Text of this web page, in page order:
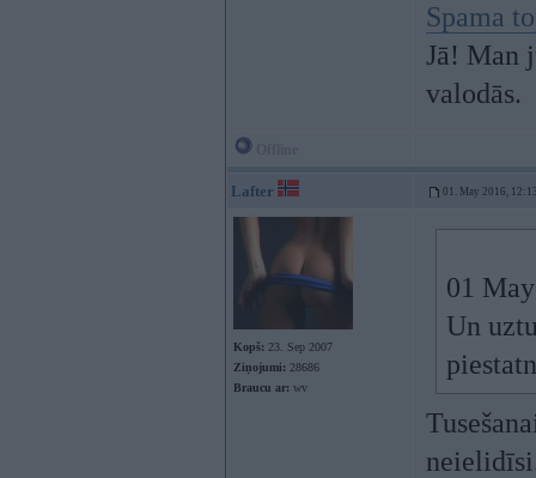
Spama
Jā! Man
valodās.
Lafter 01. May 2016,
Kopš: 23. Sep 2007
Ziņojumi: 28686
Braucu ar: wv
01
Un